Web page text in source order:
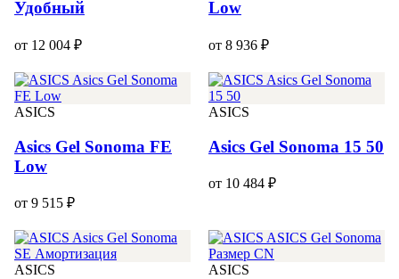
Удобный
от 12 004 ₽
Low
от 8 936 ₽
ASICS
Asics Gel Sonoma FE
Low
от 9 515 ₽
ASICS
Asics Gel Sonoma 15 50
от 10 484 ₽
ASICS ASICS